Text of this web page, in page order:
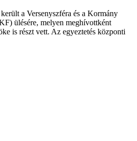
a Versenyszféra és a Kormány
ülésére, melyen meghívottként
is részt vett. Az egyeztetés központi